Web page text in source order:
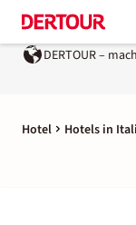
DERTOUR –
Hotel Hotels in